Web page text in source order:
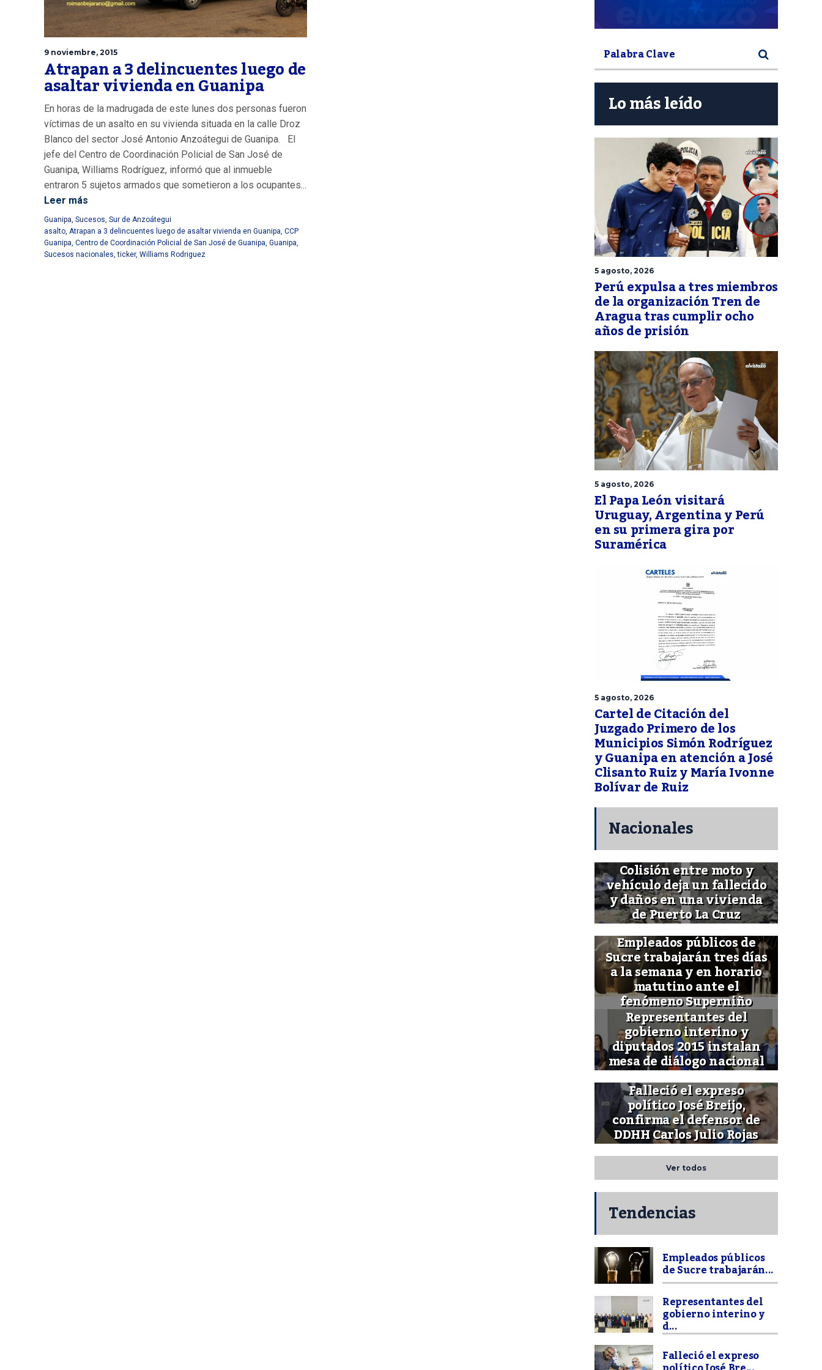
9 noviembre, 2015
Atrapan a 3 delincuentes luego de
asaltar vivienda en Guanipa
En horas de la madrugada de este lunes dos personas fueron
víctimas de un asalto en su vivienda situada en la calle Droz
Blanco del sector José Antonio Anzoátegui de Guanipa. El
jefe del Centro de Coordinación Policial de San José de
Guanipa, Williams Rodríguez, informó que al inmueble
entraron 5 sujetos armados que sometieron a los ocupantes...
Leer más
Guanipa Sucesos Sur de Anzoátegui
asalto Atrapan a 3 delincuentes luego de asaltar vivienda en Guanipa CCP
Guanipa Centro de Coordinación Policial de San José de Guanipa Guanipa
Sucesos nacionales ,ticker, Williams Rodriguez
Lo más leído
5 agosto, 2026
Perú expulsa a tres miembros
de la organización Tren de
Aragua tras cumplir ocho
años de prisión
5 agosto, 2026
El Papa León visitará
Uruguay, Argentina y Perú
en su primera gira por
Suramérica
5 agosto, 2026
Cartel de Citación del
Juzgado Primero de los
Municipios Simón Rodríguez
y Guanipa en atención a José
Clisanto Ruiz y María Ivonne
Bolívar de Ruiz
Nacionales
Colisión entre moto y
vehículo deja un fallecido
y daños en una vivienda
de Puerto La Cruz
Empleados públicos de
Sucre trabajarán tres días
a la semana y en horario
matutino ante el
fenómeno Superniño
Representantes del
gobierno interino y
diputados 2015 instalan
mesa de diálogo nacional
Falleció el expreso
político José Breijo,
confirma el defensor de
DDHH Carlos Julio Rojas
Ver todos
Tendencias
Empleados públicos
de Sucre trabajarán...
Representantes del
gobierno interino y
d...
Falleció el expreso